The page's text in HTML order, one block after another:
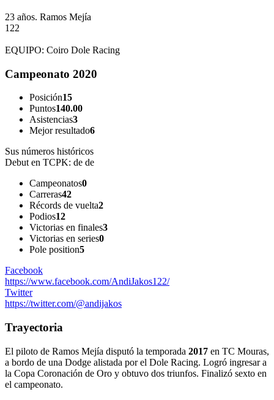
23 años. Ramos Mejía
122
EQUIPO: Coiro Dole Racing
Campeonato 2020
Posición15
Puntos140.00
Asistencias3
Mejor resultado6
Sus números históricos
Debut en TCPK: de de
Campeonatos0
Carreras42
Récords de vuelta2
Podios12
Victorias en finales3
Victorias en series0
Pole position5
Facebook
https://www.facebook.com/AndiJakos122/
Twitter
https://twitter.com/@andijakos
Trayectoria
El piloto de Ramos Mejía disputó la temporada 2017 en TC Mouras,
a bordo de una Dodge alistada por el Dole Racing. Logró ingresar a
la Copa Coronación de Oro y obtuvo dos triunfos. Finalizó sexto en
el campeonato.